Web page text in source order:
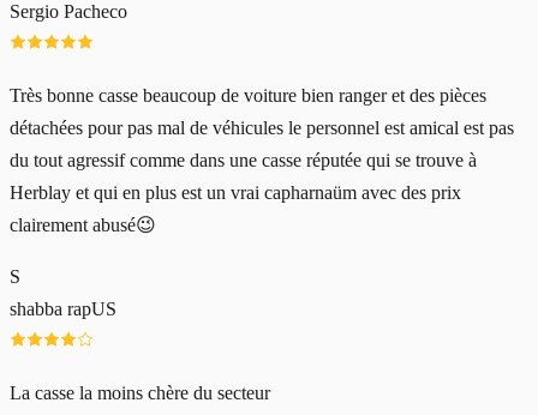
Sergio Pacheco
Très bonne casse beaucoup de voiture bien ranger et des pièces
détachées pour pas mal de véhicules le personnel est amical est pas
du tout agressif comme dans une casse réputée qui se trouve à
Herblay et qui en plus est un vrai capharnaüm avec des prix
clairement abusé😉
S
shabba rapUS
La casse la moins chère du secteur